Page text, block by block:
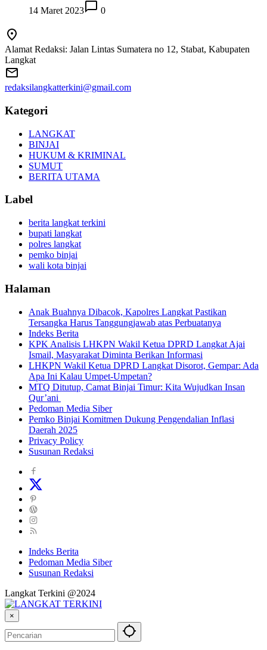
14 Maret 2023
0
Alamat Redaksi: Jalan Lintas Sumatera no 12, Stabat, Kabupaten
Langkat
redaksilangkatterkini@gmail.com
Kategori
LANGKAT
BINJAI
HUKUM & KRIMINAL
SUMUT
BERITA UTAMA
Label
berita langkat terkini
bupati langkat
polres langkat
pemko binjai
wali kota binjai
Halaman
Anak Buahnya Dibacok, Kapolres Langkat Pastikan
Tersangka Harus Tanggungjawab atas Perbuatanya
Indeks Berita
KPK Analisis LHKPN Wakil Ketua DPRD Langkat Ajai
Ismail, Masyarakat Diminta Berikan Informasi
LHKPN Wakil Ketua DPRD Langkat Disorot, Gempar: Ada
Apa Ini Kalau Umpet-Umpetan?
MTQ Ditutup, Camat Binjai Timur: Kita Wujudkan Insan
Qur’ani
Pedoman Media Siber
Pemko Binjai Komitmen Dukung Pengendalian Inflasi
Daerah 2025
Privacy Policy
Susunan Redaksi
Indeks Berita
Pedoman Media Siber
Susunan Redaksi
Langkat Terkini @2024
×